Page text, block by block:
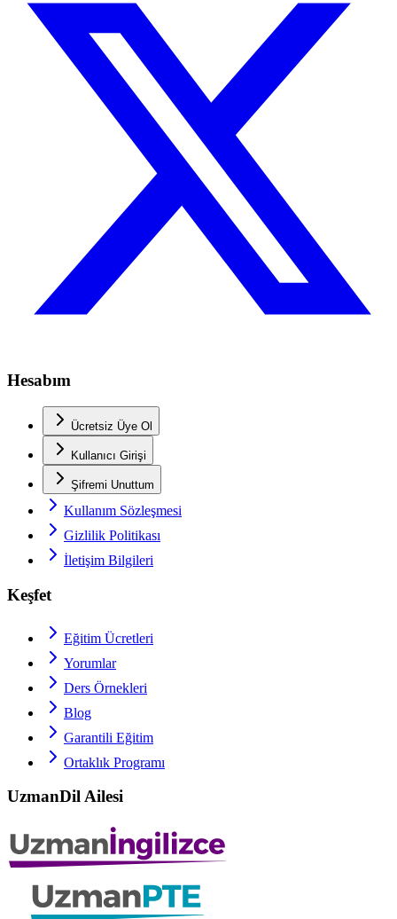
Hesabım
Ücretsiz Üye Ol
Kullanıcı Girişi
Şifremi Unuttum
Kullanım Sözleşmesi
Gizlilik Politikası
İletişim Bilgileri
Keşfet
Eğitim Ücretleri
Yorumlar
Ders Örnekleri
Blog
Garantili Eğitim
Ortaklık Programı
UzmanDil Ailesi